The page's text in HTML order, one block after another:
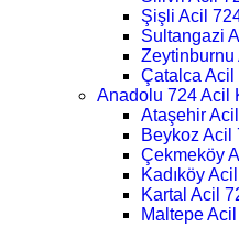
Şişli Acil
Sultangazi
Çatalca
Anadolu 724 Acil
Ataşehir
Beykoz Acil
Çekmeköy
Kadıköy
Kartal Acil
Maltepe